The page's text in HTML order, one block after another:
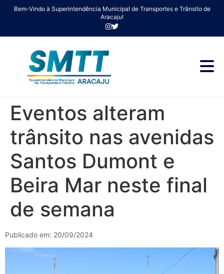
Bem-Vindo à Superintendência Municipal de Transportes e Trânsito de
Aracaju!
Eventos alteram
trânsito nas avenidas
Santos Dumont e
Beira Mar neste final
de semana
Publicado em: 20/09/2024